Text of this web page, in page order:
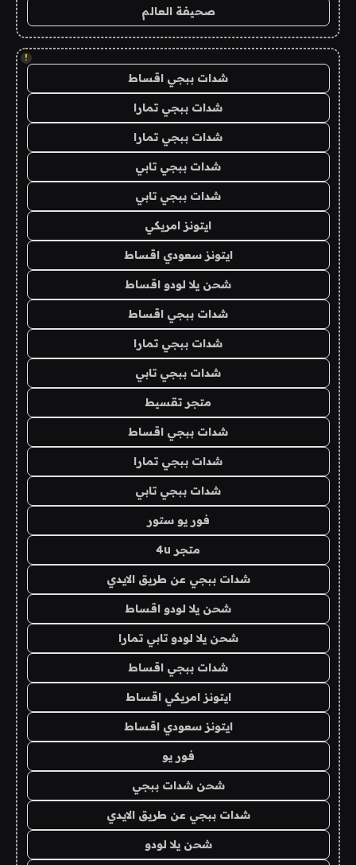
صحيفة العالم
!
شدات ببجي اقساط
شدات ببجي تمارا
شدات ببجي تمارا
شدات ببجي تابي
شدات ببجي تابي
ايتونز امريكي
ايتونز سعودي اقساط
شحن يلا لودو اقساط
شدات ببجي اقساط
شدات ببجي تمارا
شدات ببجي تابي
متجر تقسيط
شدات ببجي اقساط
شدات ببجي تمارا
شدات ببجي تابي
فور يو ستور
متجر 4u
شدات ببجي عن طريق الايدي
شحن يلا لودو اقساط
شحن يلا لودو تابي تمارا
شدات ببجي اقساط
ايتونز امريكي اقساط
ايتونز سعودي اقساط
فور يو
شحن شدات ببجي
شدات ببجي عن طريق الايدي
شحن يلا لودو